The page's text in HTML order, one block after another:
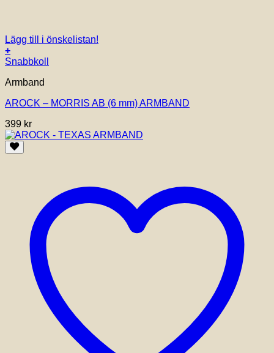
Lägg till i önskelistan!
+
Snabbkoll
Armband
AROCK – MORRIS AB (6 mm) ARMBAND
399 kr